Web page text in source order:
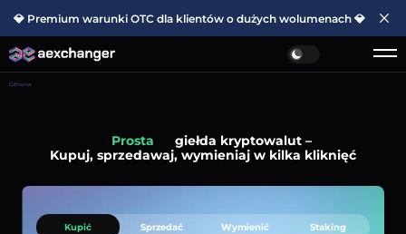
💎 Premium warunki OTC dla klientów o dużych wolumenach 💎
Główna
Prosta
giełda kryptowalut –
Kupuj, sprzedawaj, wymieniaj w kilka kliknięć
Kupić Sprzedać Wymienić Staking